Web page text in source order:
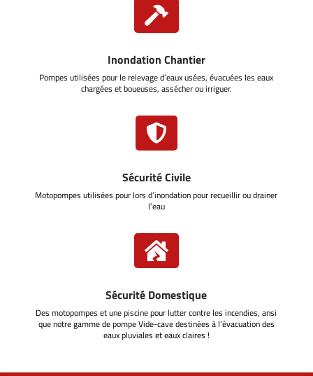

Inondation Chantier
Pompes utilisées pour le relevage d’eaux usées, évacuées les eaux
chargées et boueuses, assécher ou irriguer.

Sécurité Civile
Motopompes utilisées pour lors d’inondation pour recueillir ou drainer
l’eau

Sécurité Domestique
Des motopompes et une piscine pour lutter contre les incendies, ansi
que notre gamme de pompe Vide-cave destinées à l'évacuation des
eaux pluviales et eaux claires !